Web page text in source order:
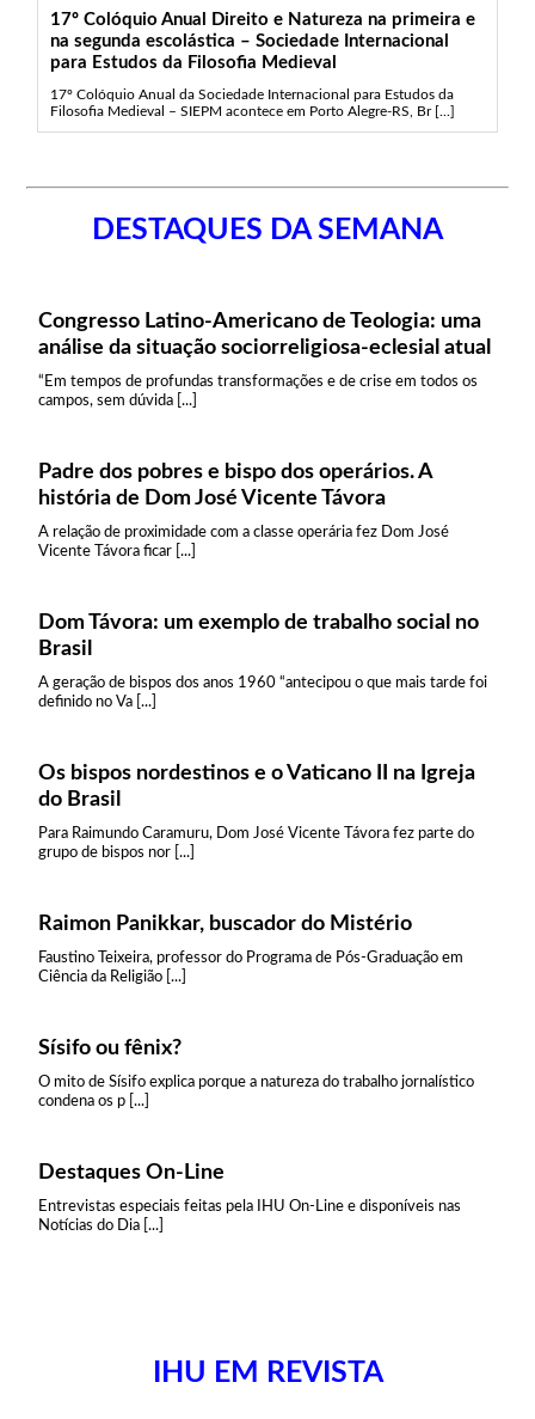
17º Colóquio Anual Direito e Natureza na primeira e
na segunda escolástica – Sociedade Internacional
para Estudos da Filosofia Medieval
17º Colóquio Anual da Sociedade Internacional para Estudos da
Filosofia Medieval – SIEPM acontece em Porto Alegre-RS, Br [...]
DESTAQUES DA SEMANA
Congresso Latino-Americano de Teologia: uma
análise da situação sociorreligiosa-eclesial atual
“Em tempos de profundas transformações e de crise em todos os
campos, sem dúvida [...]
Padre dos pobres e bispo dos operários. A
história de Dom José Vicente Távora
A relação de proximidade com a classe operária fez Dom José
Vicente Távora ficar [...]
Dom Távora: um exemplo de trabalho social no
Brasil
A geração de bispos dos anos 1960 “antecipou o que mais tarde foi
definido no Va [...]
Os bispos nordestinos e o Vaticano II na Igreja
do Brasil
Para Raimundo Caramuru, Dom José Vicente Távora fez parte do
grupo de bispos nor [...]
Raimon Panikkar, buscador do Mistério
Faustino Teixeira, professor do Programa de Pós-Graduação em
Ciência da Religião [...]
Sísifo ou fênix?
O mito de Sísifo explica porque a natureza do trabalho jornalístico
condena os p [...]
Destaques On-Line
Entrevistas especiais feitas pela IHU On-Line e disponíveis nas
Notícias do Dia [...]
IHU EM REVISTA